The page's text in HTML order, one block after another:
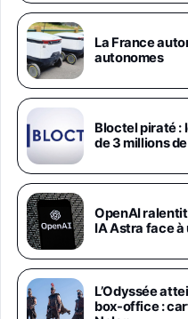
Galaxy S26 Ultra
1019€1399€Fnac
Galaxy S26 Ultra
892€1199€Fnac
Philips
Répartiteur Audio
24,94€29,96€
Asus RT-AC59U
Bande Gigabit
Vlan, Mode Point
Parental, Qos)
La France
autonomes
Bloctel piraté :
de 3 millions
OpenAI
IA Astra face
L’Odyssée
box-office :